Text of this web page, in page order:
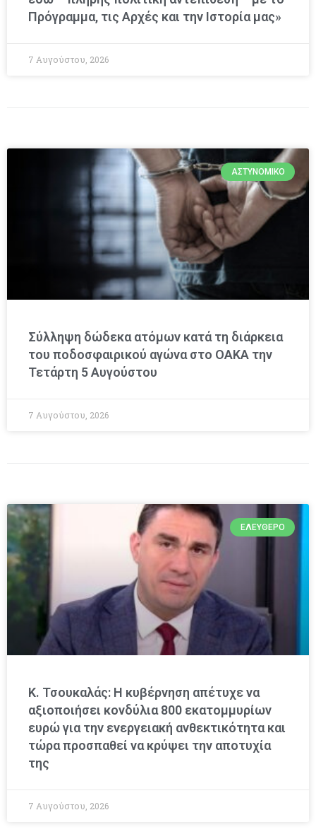
Πρόγραμμα, τις Αρχές και την Ιστορία μας»
7 Αυγούστου, 2026
ΑΣΤΥΝΟΜΙΚΌ
Σύλληψη δώδεκα ατόμων κατά τη διάρκεια
του ποδοσφαιρικού αγώνα στο ΟΑΚΑ την
Τετάρτη 5 Αυγούστου
7 Αυγούστου, 2026
ΕΛΕΎΘΕΡΟ
Κ. Τσουκαλάς: Η κυβέρνηση απέτυχε να
αξιοποιήσει κονδύλια 800 εκατομμυρίων
ευρώ για την ενεργειακή ανθεκτικότητα και
τώρα προσπαθεί να κρύψει την αποτυχία
της
7 Αυγούστου, 2026